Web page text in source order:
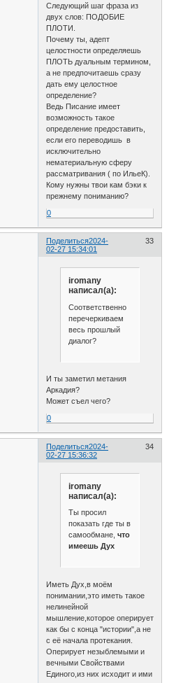
Следующий шаг фраза из
двух слов: ПОДОБИЕ
ПЛОТИ.
Почему ты, адепт
целостности определяешь
ПЛОТЬ дуальным термином,
а не предпочитаешь сразу
дать ему целостное
определение?
Ведь Писание имеет
возможность такое
определение предоставить,
если его переводишь в
исключительно
нематериальную сферу
рассматривания ( по ИльеК).
Кому нужны твои кам бэки к
прежнему пониманию?
0
Поделиться 33
2024-
02-27 15:34:01
iromany
написал(а):
Соответственно
перечеркиваем
весь прошлый
диалог?
И ты заметил метания
Аркадия?
Может съел чего?
0
Поделиться 34
2024-
02-27 15:36:32
iromany
написал(а):
Ты просил
показать где ты в
самообмане, что
имеешь Дух
Иметь Дух,в моём
понимании,это иметь такое
нелинейной
мышление,которое оперирует
как бы с конца "истории",а не
с её начала протекания.
Оперирует незыблемыми и
вечными Свойствами
Единого,из них исходит и ими